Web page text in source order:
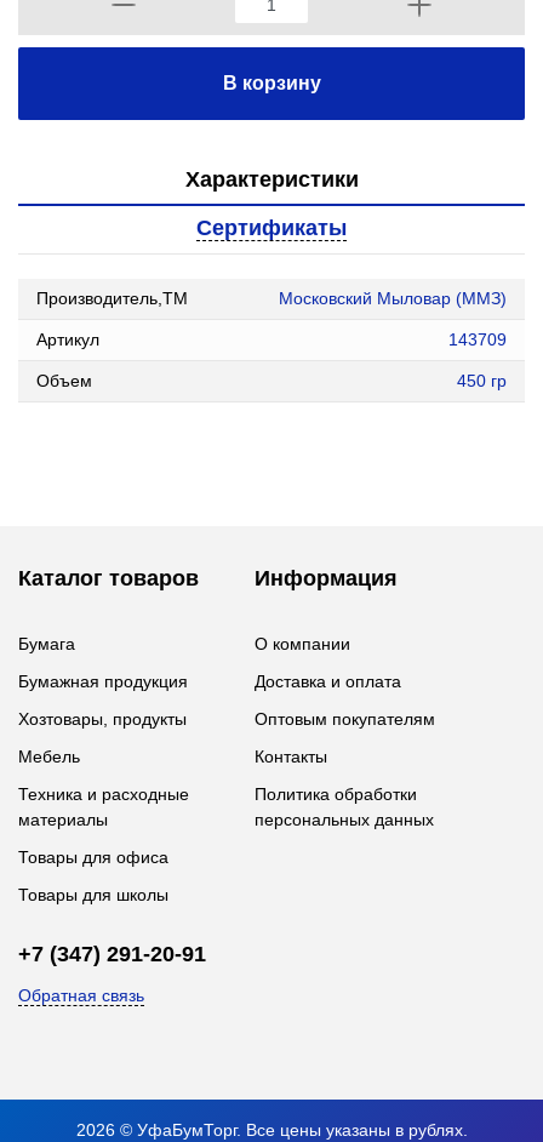
В корзину
Характеристики
Сертификаты
Производитель,ТМ Московский Мыловар (ММЗ)
Артикул 143709
Объем 450 гр
Каталог товаров
Бумага
Бумажная продукция
Хозтовары, продукты
Мебель
Техника и расходные
материалы
Товары для офиса
Товары для школы
Информация
О компании
Доставка и оплата
Оптовым покупателям
Контакты
Политика обработки
персональных данных
+7 (347) 291-20-91
Обратная связь
2026 © УфаБумТорг. Все цены указаны в рублях.